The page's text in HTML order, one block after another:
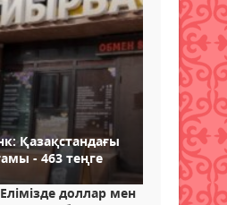
Қазақстандағы
- 463 теңге
Елімізде доллар мен